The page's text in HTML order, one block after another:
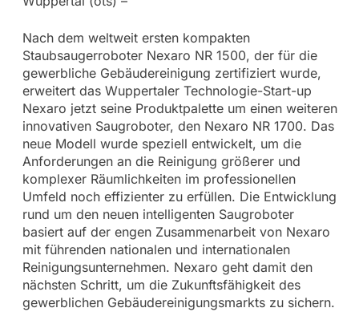
Nach dem weltweit ersten kompakten
Staubsaugerroboter Nexaro NR 1500, der für die
gewerbliche Gebäudereinigung zertifiziert wurde,
erweitert das Wuppertaler Technologie-Start-up
Nexaro jetzt seine Produktpalette um einen weiteren
innovativen Saugroboter, den Nexaro NR 1700. Das
neue Modell wurde speziell entwickelt, um die
Anforderungen an die Reinigung größerer und
komplexer Räumlichkeiten im professionellen
Umfeld noch effizienter zu erfüllen. Die Entwicklung
rund um den neuen intelligenten Saugroboter
basiert auf der engen Zusammenarbeit von Nexaro
mit führenden nationalen und internationalen
Reinigungsunternehmen. Nexaro geht damit den
nächsten Schritt, um die Zukunftsfähigkeit des
gewerblichen Gebäudereinigungsmarkts zu sichern.